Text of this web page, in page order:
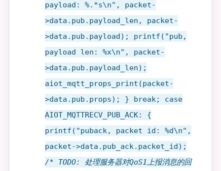
payload: %.*s\n", packet-
>data.pub.payload_len, packet-
>data.pub.payload); printf("pub,
payload len: %x\n", packet-
>data.pub.payload_len);
aiot_mqtt_props_print(packet-
>data.pub.props); } break; case
AIOT_MQTTRECV_PUB_ACK: {
printf("puback, packet id: %d\n",
packet->data.pub_ack.packet_id);
/* TODO: 处理服务器对QoS1上报消息的回